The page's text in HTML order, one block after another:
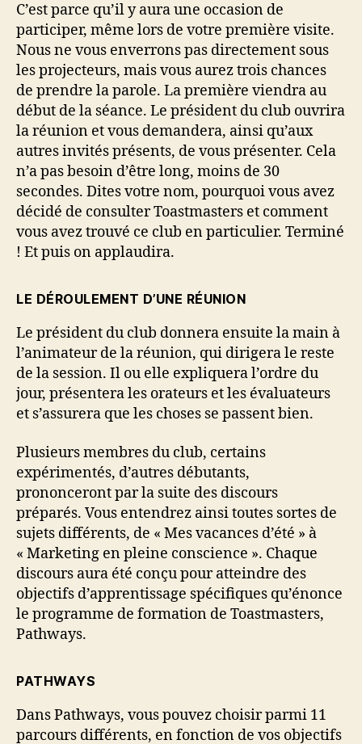
C’est parce qu’il y aura une occasion de
participer, même lors de votre première visite.
Nous ne vous enverrons pas directement sous
les projecteurs, mais vous aurez trois chances
de prendre la parole. La première viendra au
début de la séance. Le président du club ouvrira
la réunion et vous demandera, ainsi qu’aux
autres invités présents, de vous présenter. Cela
n’a pas besoin d’être long, moins de 30
secondes. Dites votre nom, pourquoi vous avez
décidé de consulter Toastmasters et comment
vous avez trouvé ce club en particulier. Terminé
! Et puis on applaudira.
LE DÉROULEMENT D’UNE RÉUNION
Le président du club donnera ensuite la main à
l’animateur de la réunion, qui dirigera le reste
de la session. Il ou elle expliquera l’ordre du
jour, présentera les orateurs et les évaluateurs
et s’assurera que les choses se passent bien.
Plusieurs membres du club, certains
expérimentés, d’autres débutants,
prononceront par la suite des discours
préparés. Vous entendrez ainsi toutes sortes de
sujets différents, de « Mes vacances d’été » à
« Marketing en pleine conscience ». Chaque
discours aura été conçu pour atteindre des
objectifs d’apprentissage spécifiques qu’énonce
le programme de formation de Toastmasters,
Pathways.
PATHWAYS
Dans Pathways, vous pouvez choisir parmi 11
parcours différents, en fonction de vos objectifs